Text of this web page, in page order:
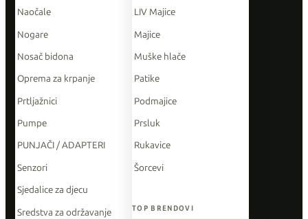
Naočale
Nogare
Nosač bidona
Oprema za krpanje
Prtljažnici
Pumpe
PUNJAČI / ADAPTERI
Senzori
Sjedalice za djecu
Sredstva za održavanje
LIV Majice
Majice
Muške hlače
Patike
Podmajice
Prsluk
Rukavice
Šorcevi
TOP BRENDOVI